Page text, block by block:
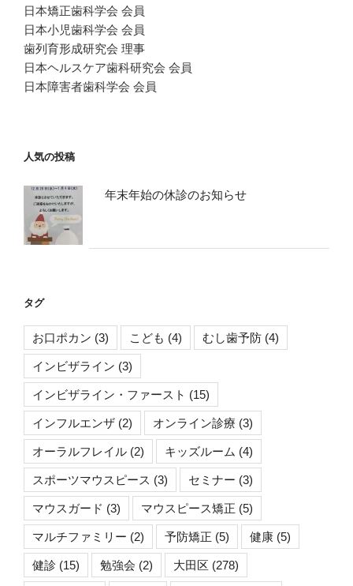
日本矯正歯科学会 会員
日本小児歯科学会 会員
歯列育形成研究会 理事
日本ヘルスケア歯科研究会 会員
日本障害者歯科学会 会員
人気の投稿
年末年始の休診のお知らせ
タグ
お口ポカン (3) こども (4) むし歯予防 (4)
インビザライン (3)
インビザライン・ファースト (15)
インフルエンザ (2) オンライン診療 (3)
オーラルフレイル (2) キッズルーム (4)
スポーツマウスピース (3) セミナー (3)
マウスガード (3) マウスピース矯正 (5)
マルチファミリー (2) 予防矯正 (5) 健康 (5)
健診 (15) 勉強会 (2) 大田区 (278)